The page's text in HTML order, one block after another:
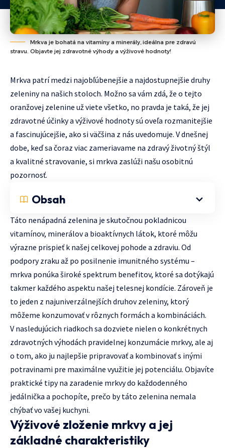
Mrkva je bohatá na vitamíny a minerály, ideálna pre zdravú
stravu. Objavte jej zdravotné výhody a výživové hodnoty!
Mrkva patrí medzi najobľúbenejšie a najdostupnejšie druhy
zeleniny na našich stoloch. Možno sa vám zdá, že o tejto
oranžovej zelenine už viete všetko, no pravda je taká, že jej
zdravotné účinky a výživové hodnoty sú oveľa rozmanitejšie
a fascinujúcejšie, ako si väčšina z nás uvedomuje. V dnešnej
dobe, keď sa čoraz viac zameriavame na zdravý životný štýl
a kvalitné stravovanie, si mrkva zaslúži našu osobitnú
pozornosť.
Obsah
Táto nenápadná zelenina je skutočnou pokladnicou
vitamínov, minerálov a bioaktívnych látok, ktoré môžu
výrazne prispieť k našej celkovej pohode a zdraviu. Od
podpory zraku až po posilnenie imunitného systému –
mrkva ponúka široké spektrum benefitov, ktoré sa dotýkajú
takmer každého aspektu našej telesnej kondície. Zároveň je
to jeden z najuniverzálnejších druhov zeleniny, ktorý
môžeme konzumovať v rôznych formách a kombináciách.
V nasledujúcich riadkoch sa dozviete nielen o konkrétnych
zdravotných výhodách pravidelnej konzumácie mrkvy, ale aj
o tom, ako ju najlepšie pripravovať a kombinovať s inými
potravinami pre maximálne využitie jej potenciálu. Objavíte
praktické tipy na zaradenie mrkvy do každodenného
jedálnička a pochopíte, prečo by táto zelenina nemala
chýbať vo vašej kuchyni.
Výživové zloženie mrkvy a jej
základné charakteristiky